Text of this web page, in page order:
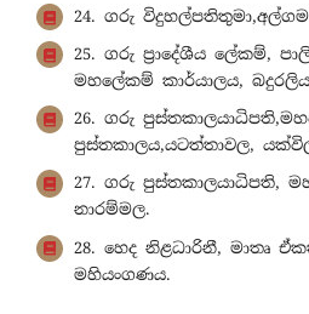
24. ගරු
25. ගරු ප්‍රාදේශීය ලේකම්,
මහලේකම් කාර්යාලය,
26. ගරු
පුස්තකාලය,යටත්තාවල,
27. ගරු පුස්තකාලයාධිපති,
නාරම්මල.
28. හෙද නිළධාරිනී, මාතෘ
මහියංගණය.